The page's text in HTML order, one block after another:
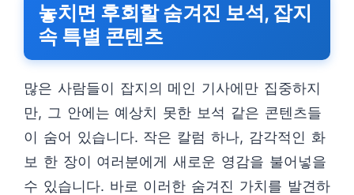
놓치면 후회할 숨겨진 보석, 잡지
속 특별 콘텐츠
많은 사람들이 잡지의 메인 기사에만 집중하지
만, 그 안에는 예상치 못한 보석 같은 콘텐츠들
이 숨어 있습니다. 작은 칼럼 하나, 감각적인 화
보 한 장이 여러분에게 새로운 영감을 불어넣을
수 있습니다. 바로 이러한 숨겨진 가치를 발견하